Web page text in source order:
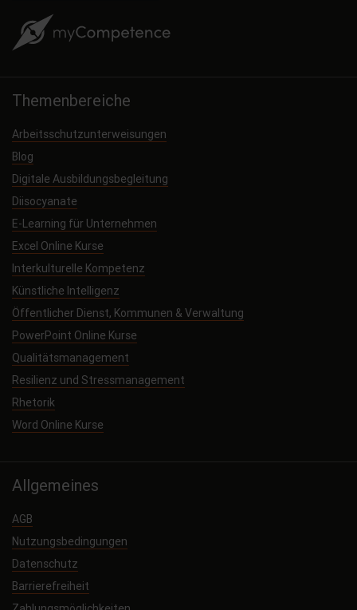
Themenbereiche
Arbeitsschutzunterweisungen
Blog
Digitale Ausbildungsbegleitung
Diisocyanate
E-Learning für Unternehmen
Excel Online Kurse
Interkulturelle Kompetenz
Künstliche Intelligenz
Öffentlicher Dienst, Kommunen & Verwaltung
PowerPoint Online Kurse
Qualitätsmanagement
Resilienz und Stressmanagement
Rhetorik
Word Online Kurse
Allgemeines
AGB
Nutzungsbedingungen
Datenschutz
Barrierefreiheit